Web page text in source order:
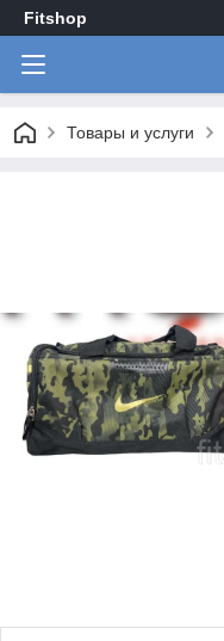
Fitshop
Товары и услуги